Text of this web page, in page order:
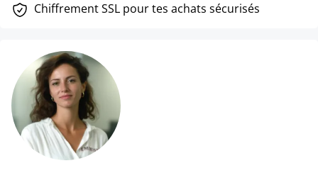
Chiffrement SSL pour tes achats sécurisés